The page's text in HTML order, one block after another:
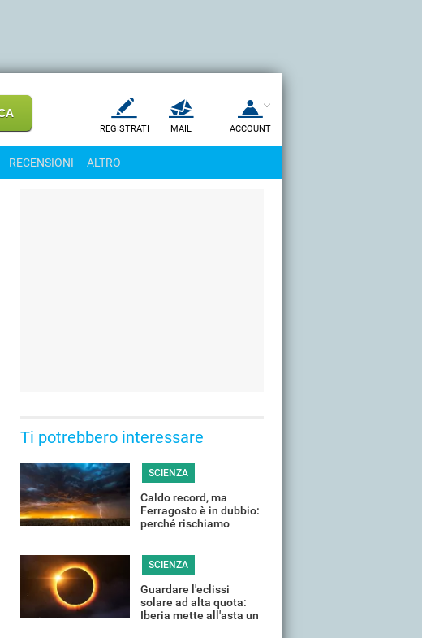
REGISTRATI MAIL ACCOUNT
RECENSIONI ALTRO
Ti potrebbero interessare
SCIENZA
Caldo record, ma
Ferragosto è in dubbio:
perché rischiamo
SCIENZA
Guardare l'eclissi
solare ad alta quota:
Iberia mette all'asta un